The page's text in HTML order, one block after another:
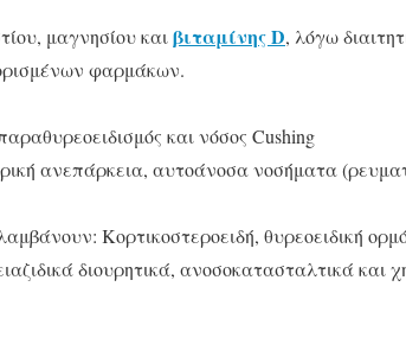
μαγνησίου καιβιταμίνης D, λόγω
φαρμάκων.
και νόσος Cushing
ανεπάρκεια, αυτοάνοσα νοσήματα
Κορτικοστεροειδή, θυρεοειδική
διουρητικά, ανοσοκατασταλτικά και